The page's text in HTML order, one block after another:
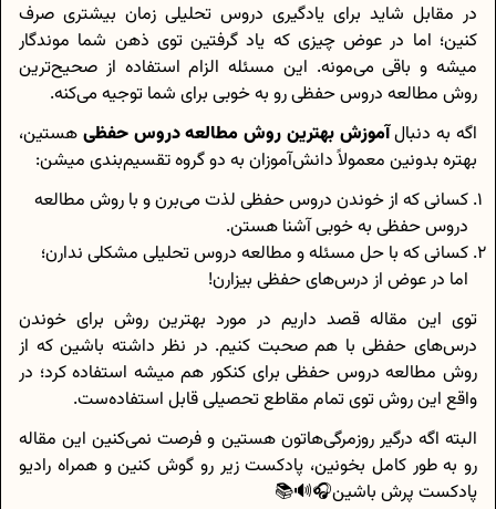
در مقابل شاید برای یادگیری دروس تحلیلی زمان بیشتری صرف
کنین؛ اما در عوض چیزی که یاد گرفتین توی ذهن شما موندگار
میشه و باقی می‌مونه. این مسئله الزام استفاده از صحیح‌ترین
روش مطالعه دروس حفظی رو به خوبی برای شما توجیه می‌کنه.
اگه به دنبالآموزش بهترین روش مطالعه دروس حفظی هستین،
بهتره بدونین معمولاً دانش‌آموزان به دو گروه تقسیم‌بندی میشن:
کسانی که از خوندن دروس حفظی لذت می‌برن و با روش مطالعه
دروس حفظی به خوبی آشنا هستن.
کسانی که با حل مسئله و مطالعه دروس تحلیلی مشکلی ندارن؛
اما در عوض از درس‌های حفظی بیزارن!
توی این مقاله قصد داریم در مورد بهترین روش برای خوندن
درس‌های حفظی با هم صحبت کنیم. در نظر داشته باشین که از
روش مطالعه دروس حفظی برای کنکور هم میشه استفاده کرد؛ در
واقع این روش توی تمام مقاطع تحصیلی قابل استفاده‌ست.
البته اگه درگیر روزمرگی‌هاتون هستین و فرصت نمی‌کنین این مقاله
رو به طور کامل بخونین، پادکست زیر رو گوش کنین و همراه رادیو
پادکست پرش باشین🎧🔊📚